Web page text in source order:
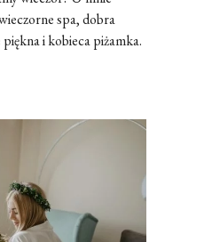
spa, dobra
i kobieca piżamka.